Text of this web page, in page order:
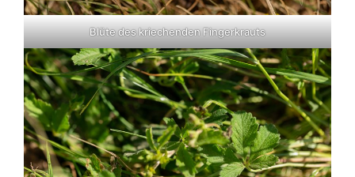
Blüte des kriechenden Fingerkrauts